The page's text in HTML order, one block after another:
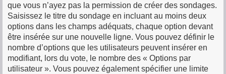
que vous n’ayez pas la permission de créer des sondages.
Saisissez le titre du sondage en incluant au moins deux
options dans les champs adéquats, chaque option devant
être insérée sur une nouvelle ligne. Vous pouvez définir le
nombre d’options que les utilisateurs peuvent insérer en
modifiant, lors du vote, le nombre des « Options par
utilisateur ». Vous pouvez également spécifier une limite